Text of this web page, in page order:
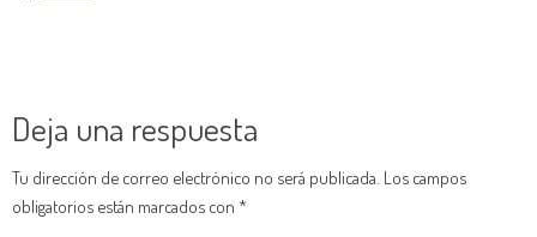
Deja una respuesta
Tu dirección de correo electrónico no será publicada. Los campos
obligatorios están marcados con *